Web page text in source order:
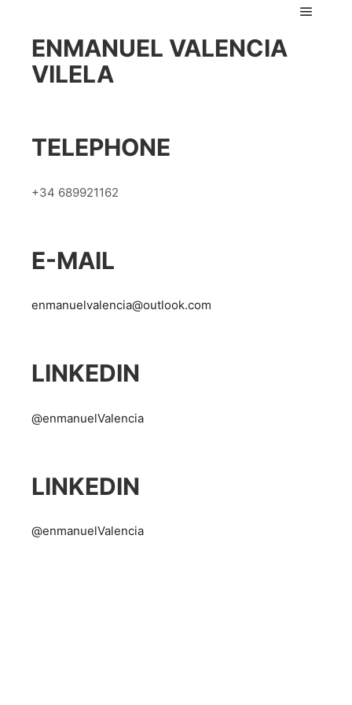
ENMANUEL VALENCIA
VILELA
TELEPHONE
+34 689921162
E-MAIL
enmanuelvalencia@outlook.com
LINKEDIN
@enmanuelValencia
LINKEDIN
@enmanuelValencia